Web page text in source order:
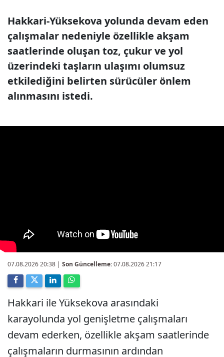
Hakkari-Yüksekova yolunda devam eden
çalışmalar nedeniyle özellikle akşam
saatlerinde oluşan toz, çukur ve yol
üzerindeki taşların ulaşımı olumsuz
etkilediğini belirten sürücüler önlem
alınmasını istedi.
07.08.2026 20:38 | Son Güncelleme:07.08.2026 21:17
Hakkari ile Yüksekova arasındaki
karayolunda yol genişletme çalışmaları
devam ederken, özellikle akşam saatlerinde
çalışmaların durmasının ardından